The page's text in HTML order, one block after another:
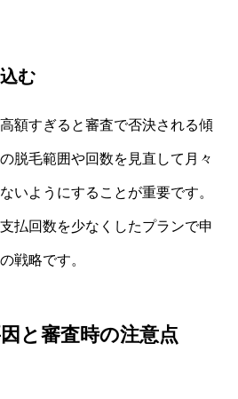
む
額すぎると審査で否決される傾
脱毛範囲や回数を見直して月々
いようにすることが重要です。
払回数を少なくしたプランで申
戦略です。
と審査時の注意点